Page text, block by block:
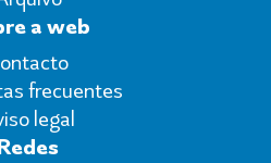
a web
frecuentes
legal